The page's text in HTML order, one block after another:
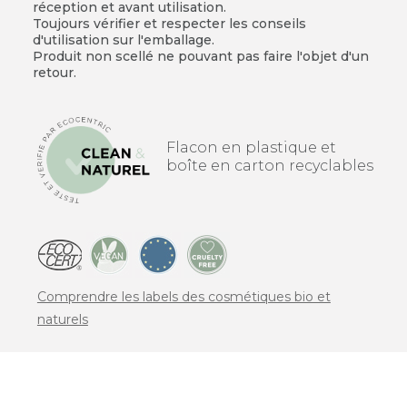
réception et avant utilisation.
Toujours vérifier et respecter les conseils
d'utilisation sur l'emballage.
Produit non scellé ne pouvant pas faire l'objet d'un
retour.
Flacon en plastique et
boîte en carton recyclables
Comprendre les labels des cosmétiques bio et
naturels